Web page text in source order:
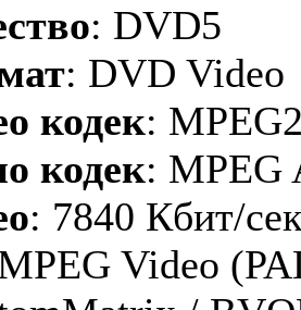
: DVD5
: DVD Video
кодек:
кодек: MPEG
: 7840 Кбит/
Video